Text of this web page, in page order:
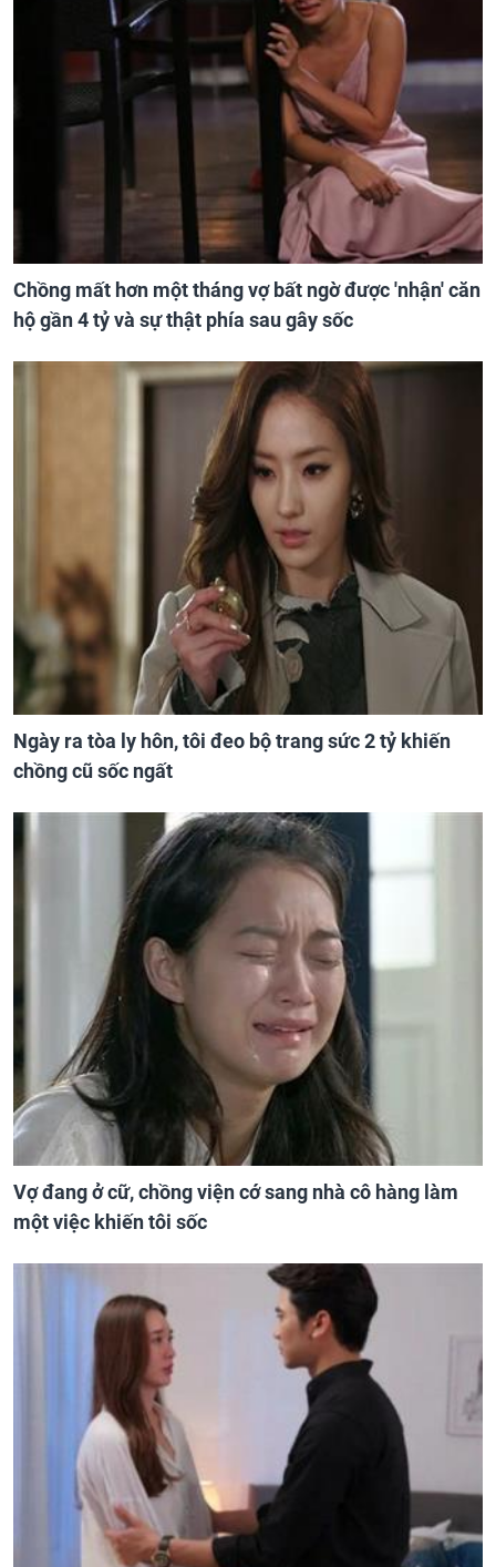
Chồng mất hơn một tháng vợ bất ngờ được 'nhận' căn
hộ gần 4 tỷ và sự thật phía sau gây sốc
Ngày ra tòa ly hôn, tôi đeo bộ trang sức 2 tỷ khiến
chồng cũ sốc ngất
Vợ đang ở cữ, chồng viện cớ sang nhà cô hàng làm
một việc khiến tôi sốc